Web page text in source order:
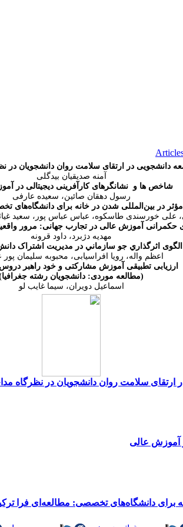
در ارتقای سلامت روان دانشجویان در
آمنه صدیقیان بیدگلی
شاخص ها و نشانگرهای کارآفرینی دیجیتالی در
رسول دهقان صائین، سعیده عارفی
در بین‌المللی شدن در خانه برای دانشگاه‌های
علی خورسندی طاسکوه، عباس عباس پور، سعید
حکمرانی آموزش عالی در تجارب جهانی: مرور
مهدیه دژبرد، داود قرونه
اثرگذاري جو سازماني در مديريت اشتراک
اعظم واله، رویا افراسیابی، محبوبه سلیمان پور
ارزیابی تطبیقی آموزش مشارکتی و خود راهبر دروس
(مطالعه موردی: دانشجویان رشته
اسماعیل دویران، سیما غایب لو
سلامت روان دانشجویان در نظرگاه
آموزش عالی
برای دانشگاه‌های تخصصی: مطالعه‌ای فرا